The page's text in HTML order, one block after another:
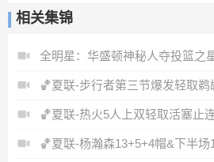
相关集锦